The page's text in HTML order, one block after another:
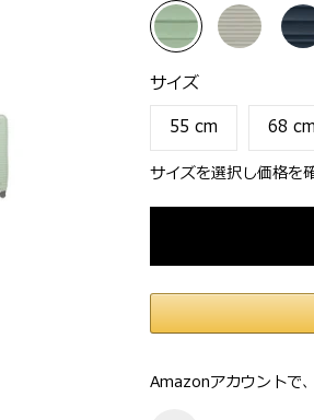
サイズ
選択：
サイズ
55 cm
68 cm
サイズを選択し価格を
Amazonアカウントで